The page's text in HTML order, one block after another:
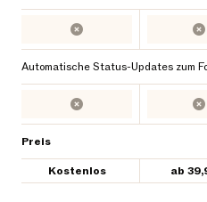
Automatische Status-Updates zum
Preis
Kostenlos ab